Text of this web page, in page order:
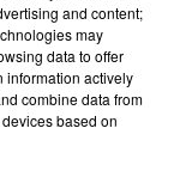
dévoile
édition de
2026 au
and content;
may
data to offer
information actively
combine data from
based on